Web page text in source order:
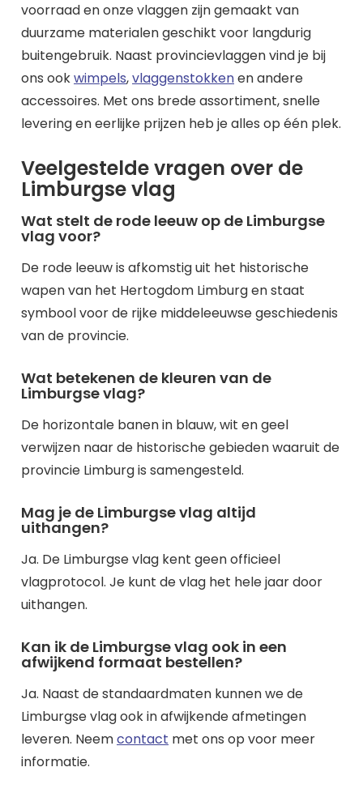
voorraad en onze vlaggen zijn gemaakt van
duurzame materialen geschikt voor langdurig
buitengebruik. Naast provincievlaggen vind je bij
ons ookwimpels,vlaggenstokkenen andere
accessoires. Met ons brede assortiment, snelle
levering en eerlijke prijzen heb je alles op één plek.
Veelgestelde vragen over de
Limburgse vlag
Wat stelt de rode leeuw op de Limburgse
vlag voor?
De rode leeuw is afkomstig uit het historische
wapen van het Hertogdom Limburg en staat
symbool voor de rijke middeleeuwse geschiedenis
van de provincie.
Wat betekenen de kleuren van de
Limburgse vlag?
De horizontale banen in blauw, wit en geel
verwijzen naar de historische gebieden waaruit de
provincie Limburg is samengesteld.
Mag je de Limburgse vlag altijd
uithangen?
Ja. De Limburgse vlag kent geen officieel
vlagprotocol. Je kunt de vlag het hele jaar door
uithangen.
Kan ik de Limburgse vlag ook in een
afwijkend formaat bestellen?
Ja. Naast de standaardmaten kunnen we de
Limburgse vlag ook in afwijkende afmetingen
leveren. Neemcontact met ons op voor meer
informatie.